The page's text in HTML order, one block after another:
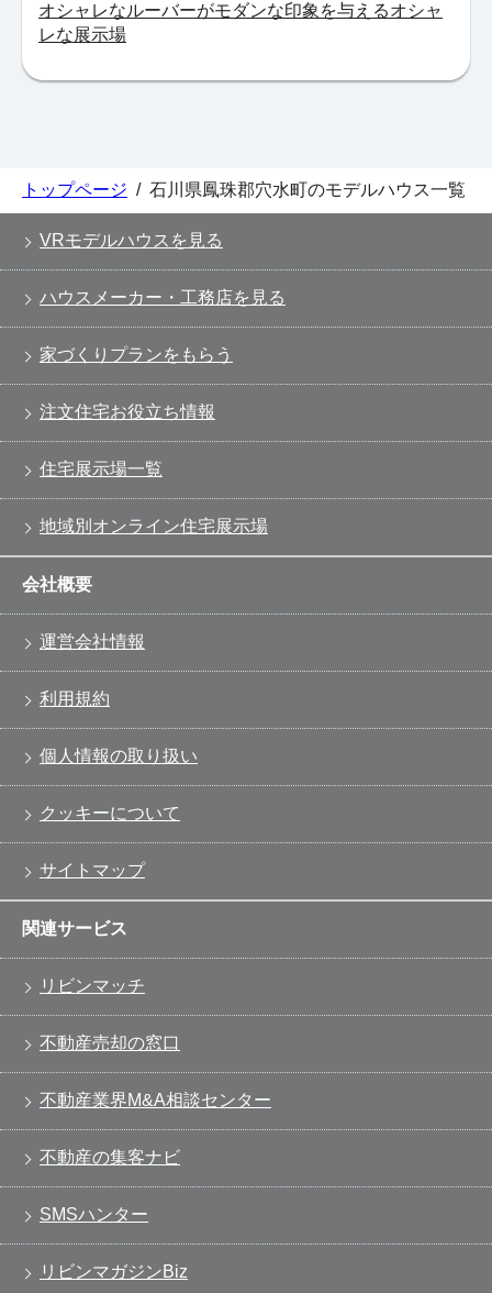
オシャレなルーバーがモダンな印象を与えるオシャ
レな展示場
トップページ / 石川県鳳珠郡穴水町のモデルハウス一覧
VRモデルハウスを見る
ハウスメーカー・工務店を見る
家づくりプランをもらう
注文住宅お役立ち情報
住宅展示場一覧
地域別オンライン住宅展示場
会社概要
運営会社情報
利用規約
個人情報の取り扱い
クッキーについて
サイトマップ
関連サービス
リビンマッチ
不動産売却の窓口
不動産業界M&A相談センター
不動産の集客ナビ
SMSハンター
リビンマガジンBiz